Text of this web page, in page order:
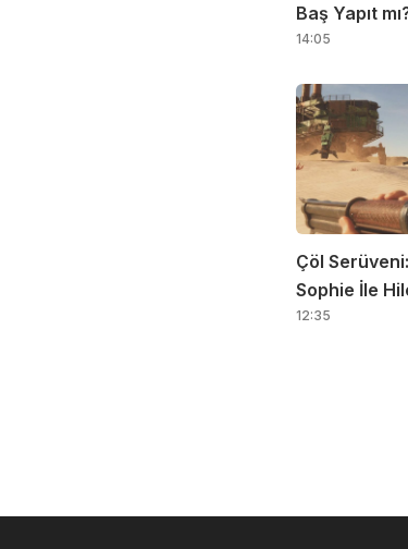
Baş Yapıt
14:05
Çöl
Sophie İle
12:35